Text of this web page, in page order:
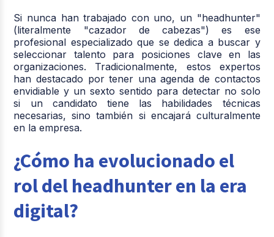
Si nunca han trabajado con uno, un "headhunter"
(literalmente "cazador de cabezas") es ese
profesional especializado que se dedica a buscar y
seleccionar talento para posiciones clave en las
organizaciones. Tradicionalmente, estos expertos
han destacado por tener una agenda de contactos
envidiable y un sexto sentido para detectar no solo
si un candidato tiene las habilidades técnicas
necesarias, sino también si encajará culturalmente
en la empresa.
¿Cómo ha evolucionado el
rol del headhunter en la era
digital?